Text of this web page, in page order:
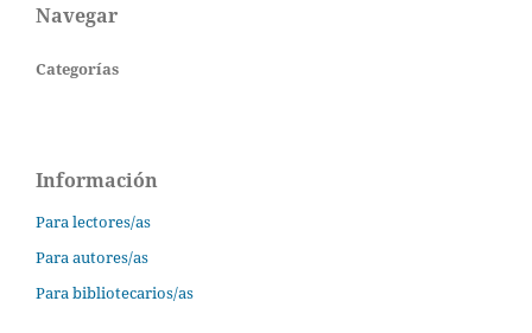
Navegar
Categorías
Información
Para lectores/as
Para autores/as
Para bibliotecarios/as